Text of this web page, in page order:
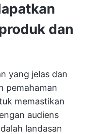
dan
yang jelas dan
pemahaman
memastikan
audiens
landasan